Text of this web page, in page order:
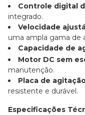
Controle digital
integrado.
Velocidade
uma ampla gama de
Capacidade de
Motor DC sem
manutenção.
Placa de
resistente e durável.
Especificações